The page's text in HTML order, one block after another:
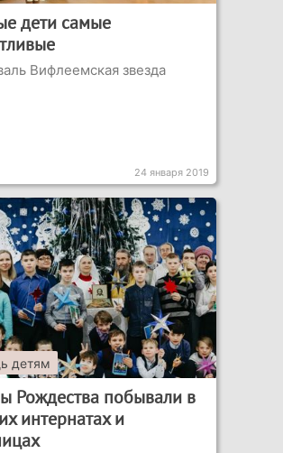
дети самые
Вифлеемская звезда
24 января 2019
детям
Рождества побывали в
интернатах и